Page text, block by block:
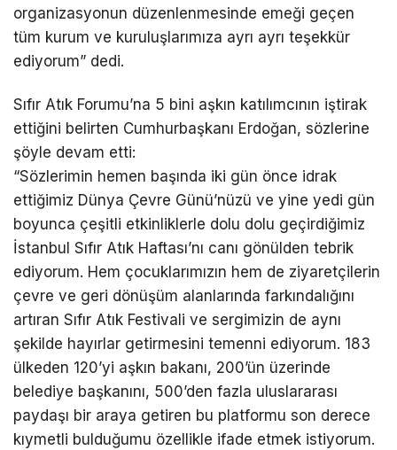
organizasyonun düzenlenmesinde emeği geçen
tüm kurum ve kuruluşlarımıza ayrı ayrı teşekkür
ediyorum” dedi.
Sıfır Atık Forumu’na 5 bini aşkın katılımcının iştirak
ettiğini belirten Cumhurbaşkanı Erdoğan, sözlerine
şöyle devam etti:
“Sözlerimin hemen başında iki gün önce idrak
ettiğimiz Dünya Çevre Günü’nüzü ve yine yedi gün
boyunca çeşitli etkinliklerle dolu dolu geçirdiğimiz
İstanbul Sıfır Atık Haftası’nı canı gönülden tebrik
ediyorum. Hem çocuklarımızın hem de ziyaretçilerin
çevre ve geri dönüşüm alanlarında farkındalığını
artıran Sıfır Atık Festivali ve sergimizin de aynı
şekilde hayırlar getirmesini temenni ediyorum. 183
ülkeden 120’yi aşkın bakanı, 200’ün üzerinde
belediye başkanını, 500’den fazla uluslararası
paydaşı bir araya getiren bu platformu son derece
kıymetli bulduğumu özellikle ifade etmek istiyorum.